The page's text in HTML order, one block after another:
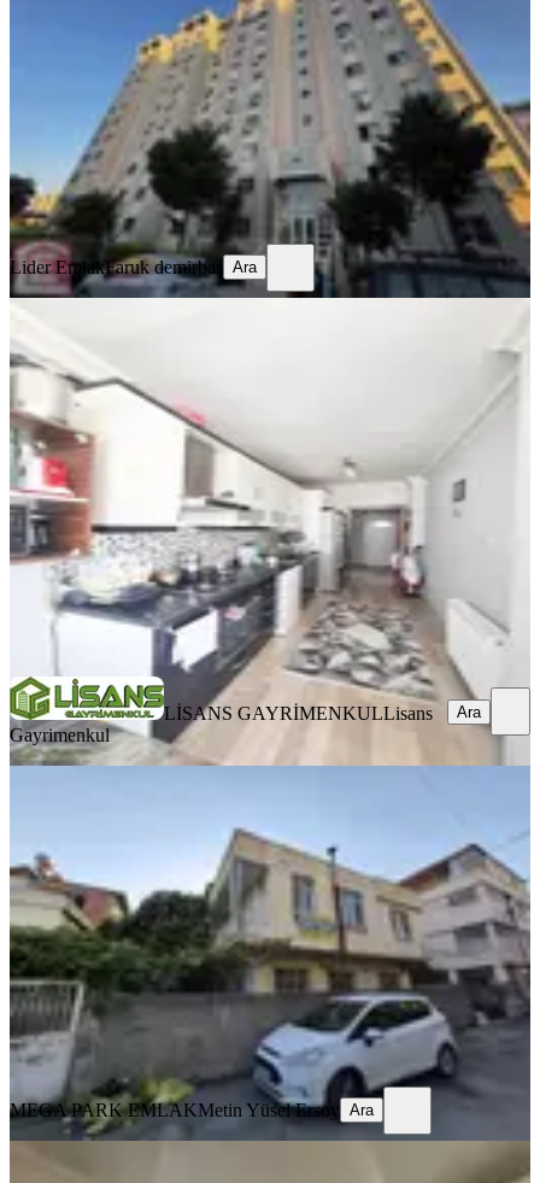
Seyhan, Yeşiloba Mahallesi
3+1 · 180 m² · 2. Kat 05.08.2026
4.180.000 ₺
Lider Emlak Faruk demirbaş
Ara
Lider EmlakFaruk demirbaş Ara
Seyhan, Pınar Mahallesi
170 m²·6. Kat
4.350.000 ₺
LİSANS GAYRİMENKULLisans Gayrimenkul
LİSANS GAYRİMENKULLisans
Gayrimenkul
Ara
Bahçeli Satılık Mustakıl Ev
Seyhan, Yeşilyurt Mahallesi
2+1 · 220 m²· Müstakil· 04.08.2026
5.250.000 ₺
MEGA PARK EMLAK Metin Yüsel Ersoy
Ara
MEGA PARK EMLAKMetin Yüsel Ersoy Ara